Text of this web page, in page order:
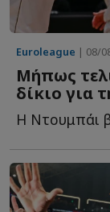
Euroleague | 08/
Μήπως
δίκιο για